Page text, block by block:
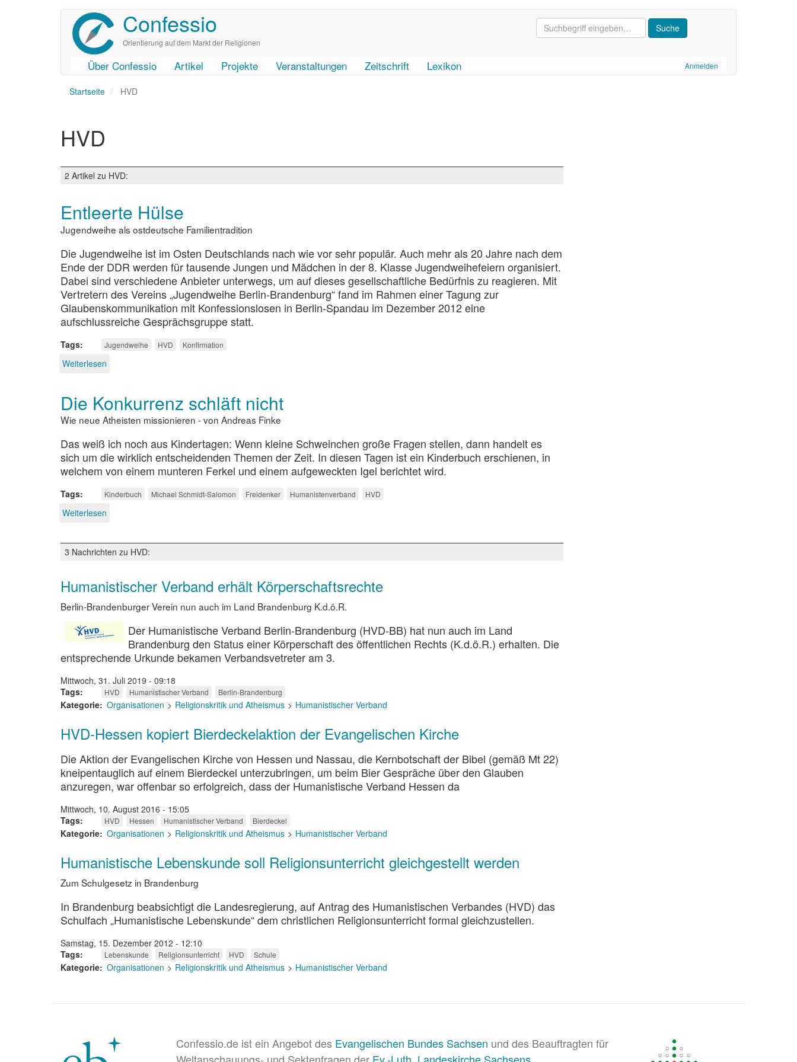
Confessio
Orientierung auf dem Markt der Religionen
User
account
Anmelden
Main
navigation
Über Confessio Artikel Projekte Veranstaltungen Zeitschrift Lexikon
Startseite HVD
HVD
2 Artikel zu HVD:
Entleerte Hülse
Jugendweihe als ostdeutsche Familientradition
Die Jugendweihe ist im Osten Deutschlands nach wie vor sehr populär. Auch mehr als 20 Jahre nach dem
Ende der DDR werden für tausende Jungen und Mädchen in der 8. Klasse Jugendweihefeiern organisiert.
Dabei sind verschiedene Anbieter unterwegs, um auf dieses gesellschaftliche Bedürfnis zu reagieren. Mit
Vertretern des Vereins „Jugendweihe Berlin-Brandenburg“ fand im Rahmen einer Tagung zur
Glaubenskommunikation mit Konfessionslosen in Berlin-Spandau im Dezember 2012 eine
aufschlussreiche Gesprächsgruppe statt.
Tags Jugendweihe HVD Konfirmation
Weiterlesen
Die Konkurrenz schläft nicht
Wie neue Atheisten missionieren - von Andreas Finke
Das weiß ich noch aus Kindertagen: Wenn kleine Schweinchen große Fragen stellen, dann handelt es
sich um die wirklich entscheidenden Themen der Zeit. In diesen Tagen ist ein Kinderbuch erschienen, in
welchem von einem munteren Ferkel und einem aufgeweckten Igel berichtet wird.
Tags Kinderbuch Michael Schmidt-Salomon Freidenker Humanistenverband HVD
Weiterlesen
schläft
nicht
3 Nachrichten zu HVD:
Humanistischer Verband erhält Körperschaftsrechte
Berlin-Brandenburger Verein nun auch im Land Brandenburg K.d.ö.R.
Der Humanistische Verband Berlin-Brandenburg (HVD-BB) hat nun auch im Land
Brandenburg den Status einer Körperschaft des öffentlichen Rechts (K.d.ö.R.) erhalten. Die
entsprechende Urkunde bekamen Verbandsvetreter am 3.
Mittwoch, 31. Juli 2019 - 09:18
Tags
HVD Humanistischer Verband Berlin-Brandenburg
Kategorie Organisationen Religionskritik und Atheismus Humanistischer Verband
HVD-Hessen kopiert Bierdeckelaktion der Evangelischen Kirche
Die Aktion der Evangelischen Kirche von Hessen und Nassau, die Kernbotschaft der Bibel (gemäß Mt 22)
kneipentauglich auf einem Bierdeckel unterzubringen, um beim Bier Gespräche über den Glauben
anzuregen, war offenbar so erfolgreich, dass der Humanistische Verband Hessen da
Mittwoch, 10. August 2016 - 15:05
Tags
HVD Hessen Humanistischer Verband Bierdeckel
Kategorie Organisationen Religionskritik und Atheismus Humanistischer Verband
Humanistische Lebenskunde soll Religionsunterricht gleichgestellt werden
Zum Schulgesetz in Brandenburg
In Brandenburg beabsichtigt die Landesregierung, auf Antrag des Humanistischen Verbandes (HVD) das
Schulfach „Humanistische Lebenskunde“ dem christlichen Religionsunterricht formal gleichzustellen.
Samstag, 15. Dezember 2012 - 12:10
Tags
Lebenskunde Religionsunterricht HVD Schule
Kategorie Organisationen Religionskritik und Atheismus Humanistischer Verband
Confessio.de ist ein Angebot des Evangelischen Bundes Sachsen und des Beauftragten für